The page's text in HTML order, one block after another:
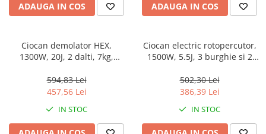
ADAUGA IN COS ADAUGA IN COS
Ciocan demolator HEX,
1300W, 20J, 2 dalti, 7kg,
- EDBRH1301, EMTOP
594,83 Lei
457,56 Lei
IN STOC
Ciocan electric rotopercutor,
1500W, 5.5J, 3 burghie si 2
transport - ERHRP1502,
EMTOP
502,30 Lei
386,39 Lei
IN STOC